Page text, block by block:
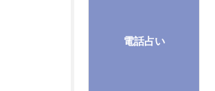
電話占い